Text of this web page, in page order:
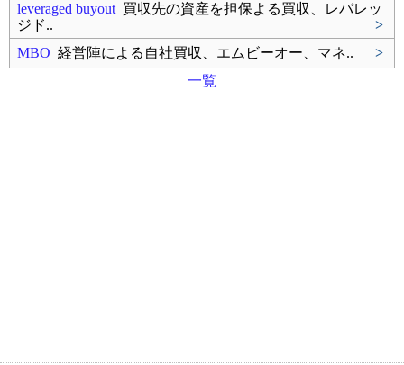
leveraged buyout 買収先の資産を担保よる買収、レバレッ
ジド..
>
MBO 経営陣による自社買収、エムビーオー、マネ..
>
一覧